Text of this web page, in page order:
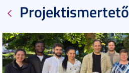
Projektismertető